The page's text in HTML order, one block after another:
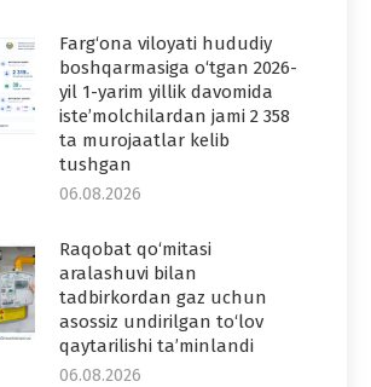
Farg‘ona viloyati hududiy
boshqarmasiga o‘tgan 2026-
yil 1-yarim yillik davomida
iste’molchilardan jami 2 358
ta murojaatlar kelib
tushgan
06.08.2026
Raqobat qo‘mitasi
aralashuvi bilan
tadbirkordan gaz uchun
asossiz undirilgan to‘lov
qaytarilishi ta’minlandi
06.08.2026